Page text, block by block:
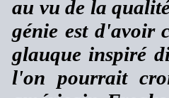
au vu de la
génie est d'avoir
glauque inspiré
l'on pourrait